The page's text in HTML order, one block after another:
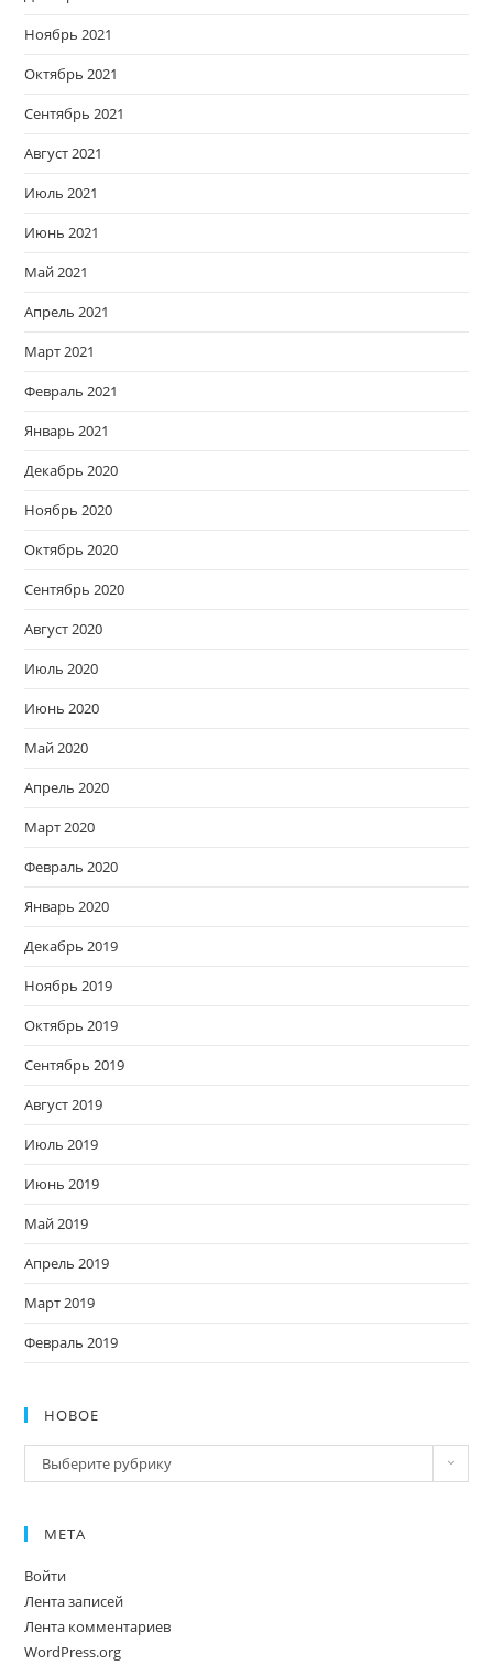
Ноябрь 2021
Октябрь 2021
Сентябрь 2021
Август 2021
Июль 2021
Июнь 2021
Май 2021
Апрель 2021
Март 2021
Февраль 2021
Январь 2021
Декабрь 2020
Ноябрь 2020
Октябрь 2020
Сентябрь 2020
Август 2020
Июль 2020
Июнь 2020
Май 2020
Апрель 2020
Март 2020
Февраль 2020
Январь 2020
Декабрь 2019
Ноябрь 2019
Октябрь 2019
Сентябрь 2019
Август 2019
Июль 2019
Июнь 2019
Май 2019
Апрель 2019
Март 2019
Февраль 2019
НОВОЕ
Новое
Выберите рубрику
МЕТА
Войти
Лента записей
Лента комментариев
WordPress.org